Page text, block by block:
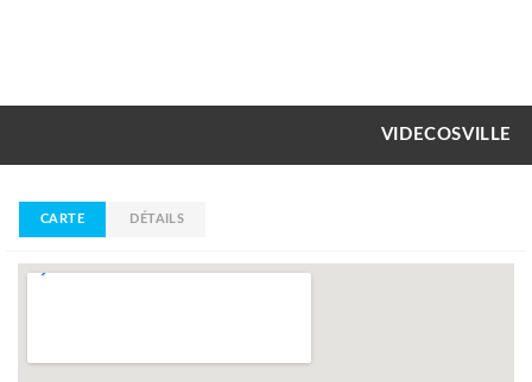
VIDECOSVILLE
CARTE DÉTAILS